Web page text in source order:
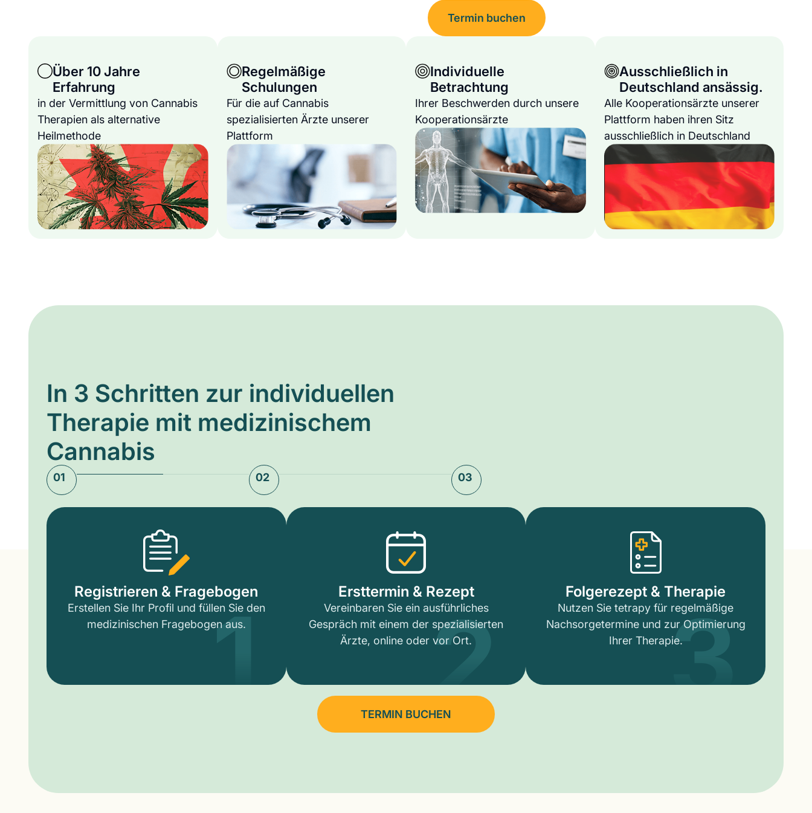
Termin buchen
Über 10 Jahre
Erfahrung
in der Vermittlung von Cannabis
Therapien als alternative
Heilmethode
Regelmäßige
Schulungen
Für die auf Cannabis
spezialisierten Ärzte unserer
Plattform
Individuelle
Betrachtung
Ihrer Beschwerden durch unsere
Kooperationsärzte
Ausschließlich in
Deutschland ansässig.
Alle Kooperationsärzte unserer
Plattform haben ihren Sitz
ausschließlich in Deutschland
In 3 Schritten zur individuellen
Therapie mit medizinischem
Cannabis
01 02 03
Registrieren & Fragebogen
Erstellen Sie Ihr Profil und füllen Sie den
medizinischen Fragebogen aus.
1 Ersttermin & Rezept
Vereinbaren Sie ein ausführliches
Gespräch mit einem der spezialisierten
Ärzte, online oder vor Ort.
2 Folgerezept & Therapie
Nutzen Sie tetrapy für regelmäßige
Nachsorgetermine und zur Optimierung
Ihrer Therapie.3
TERMIN BUCHEN